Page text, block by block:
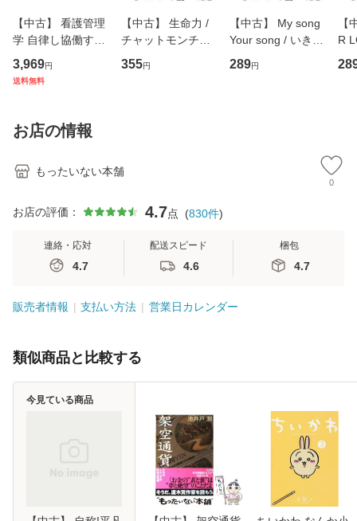
【中古】 看護管理
学 自律し協働する
専門職の看護マネ
ジメントスキル 改
恵 藤本幸三 / 南江
堂 [単行
3,969円
送料無料
【中古】 生命力 /
チャットモンチー /
キューンレコード
[CD]【メール便送
355円
【中古】 My song
Your song / いきも
のがかり / [CD]
【メール便送料無
289円
【
R
産
お店の情報
もったいない本舗
0
お店の評価： 4.7点 (830件)
連絡・応対
4.7
配送スピード
4.6
梱包
4.7
販売者情報 支払い方法 営業日カレンダー
類似商品と比較する
今見ている商品